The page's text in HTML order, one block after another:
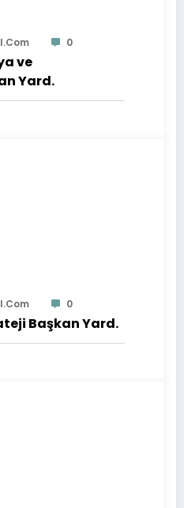
0
ve
Yard.
0
Başkan Yard.